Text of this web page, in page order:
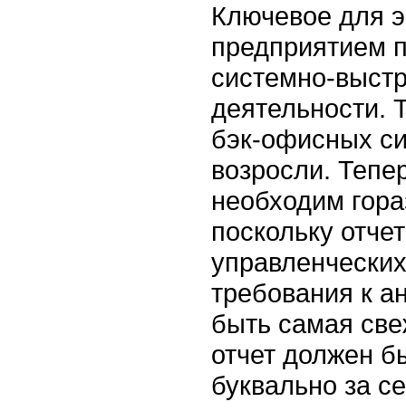
Ключевое для
предприятием
системно-
деятельности.
бэк-офисных
возросли.
необходим
поскольку
требования к
быть самая
отчет должен
буквально за